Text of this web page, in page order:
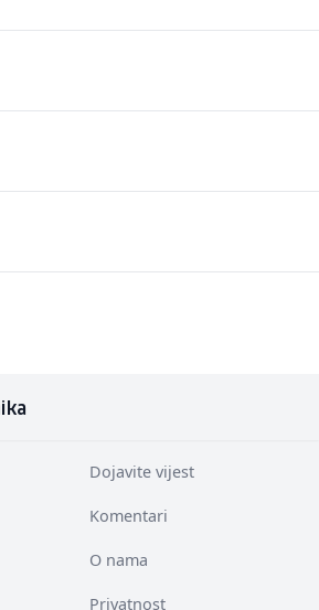
Dojavite vijest
Komentari
O nama
Privatnost